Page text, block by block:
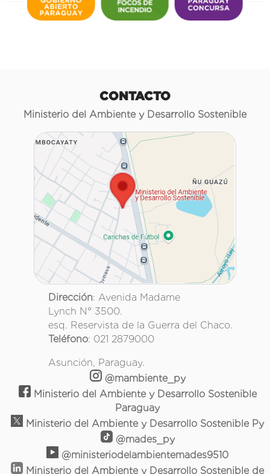
CONTACTO
Ministerio del Ambiente y Desarrollo Sostenible
Dirección: Avenida Madame
Lynch N° 3500.
esq. Reservista de la Guerra del Chaco.
Teléfono: 021 2879000
Asunción, Paraguay.
@mambiente_py
Ministerio del Ambiente y Desarrollo Sostenible
Paraguay
Ministerio del Ambiente y Desarrollo Sostenible Py
@mades_py
@ministeriodelambientemades9510
Ministerio del Ambiente y Desarrollo Sostenible de